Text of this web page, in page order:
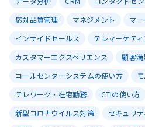
応対品質管理
マネジメント マ
インサイドセールス
テレマーケティ
カスタマーエクスペリエンス
顧客満
コールセンターシステムの使い方
テレワーク・在宅勤務
CTIの使い方
新型コロナウイルス対策
セキュリテ